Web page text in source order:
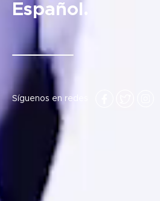
Español.
Síguenos en redes